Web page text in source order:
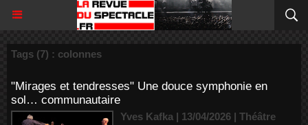
Tags (7) : colonnes
"Mirages et tendresses" Une douce symphonie en
sol… communautaire
Yves Kafka | 13/04/2026 | Théâtre